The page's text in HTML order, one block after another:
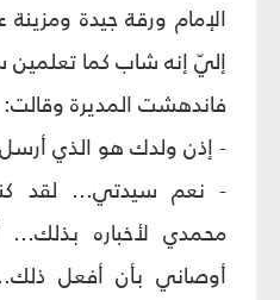
الإمام ورقة جيدة
إليّ إنه شاب كما
فاندهشت المديرة وقالت:
- إذن ولدك هو الذي أرسل
- نعم سيدتي... لقد
محمدي لأخباره
أوصاني بأن أفعل